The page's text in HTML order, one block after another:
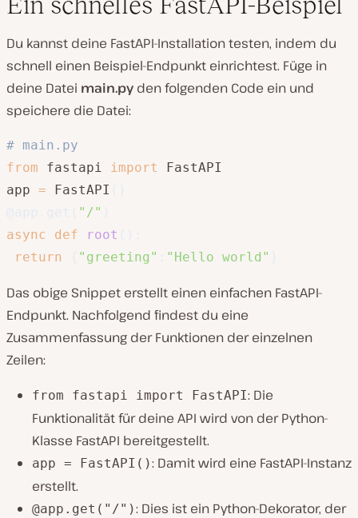
Du kannst deine FastAPI-Installation testen, indem du
schnell einen Beispiel-Endpunkt einrichtest. Füge in
deine Datei main.py den folgenden Code ein und
speichere die Datei:
# main.py
from fastapi import
FastAPI
app = FastAPI
"/"
async
def root
return
"greeting" "Hello world"
Das obige Snippet erstellt einen einfachen FastAPI-
Endpunkt. Nachfolgend findest du eine
Zusammenfassung der Funktionen der einzelnen
Zeilen:
from fastapi import FastAPI: Die
Funktionalität für deine API wird von der Python-
Klasse FastAPI bereitgestellt.
app = FastAPI(): Damit wird eine FastAPI-Instanz
erstellt.
@app.get("/"): Dies ist ein Python-Dekorator, der